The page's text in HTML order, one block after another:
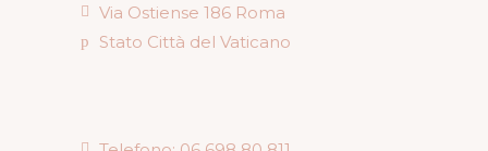
Via Ostiense 186 Roma
Stato Città del Vaticano